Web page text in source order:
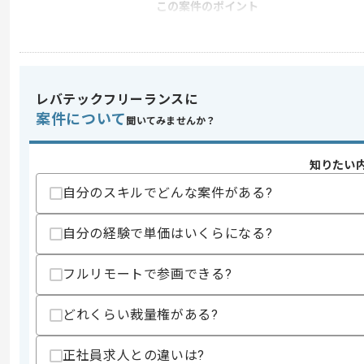
この案件のポイント
特徴
参画実績あり , 長期プ
求めるスキル
・Javaを用いた開発経験2年以上
スキルに不安がある方へ
上記に似た経験やスキルをお持ちであれば申
精算・お支払い
精算条件
有
精算基準時間
支払いサイト
レバテックフリーランスに
案件について 聞いてみませんか？
知りたい
自分のスキルでどんな案件がある?
自分の経験で単価はいくらになる?
フルリモートで参画できる?
どれくらい裁量権がある?
正社員求人との違いは?